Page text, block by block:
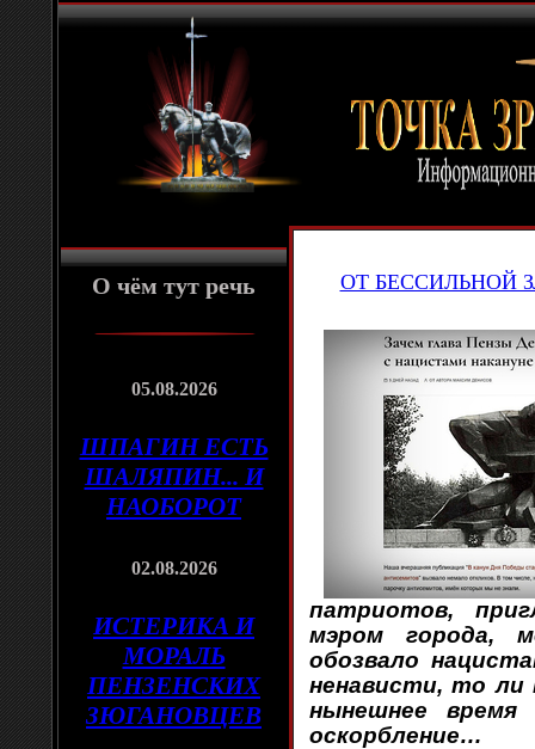
О чём тут речь
05.08.2026
ШПАГИН ЕСТЬ
ШАЛЯПИН... И
НАОБОРОТ
02.08.2026
ИСТЕРИКА И
МОРАЛЬ
ПЕНЗЕНСКИХ
ЗЮГАНОВЦЕВ
ОТ БЕССИЛЬНОЙ
патриотов,
мэром города,
обозвало
ненависти, то ли
нынешнее время
оскорбление…